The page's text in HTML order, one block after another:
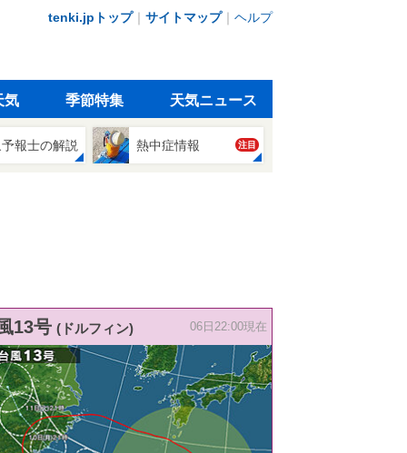
tenki.jpトップ｜ サイトマップ｜ ヘルプ
気 季節特集 天気ニュース
報士の解説 熱中症情報 注目
13号 (ドルフィン) 06日22:00現在